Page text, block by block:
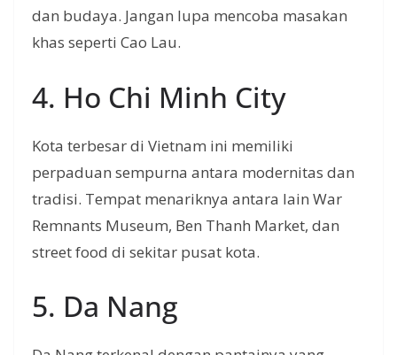
dan budaya. Jangan lupa mencoba masakan
khas seperti Cao Lau.
4. Ho Chi Minh City
Kota terbesar di Vietnam ini memiliki
perpaduan sempurna antara modernitas dan
tradisi. Tempat menariknya antara lain War
Remnants Museum, Ben Thanh Market, dan
street food di sekitar pusat kota.
5. Da Nang